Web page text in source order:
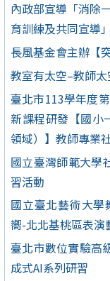
內政部宣導「消除
育訓練及共同宣導」
長風基金會主辦【
教室有太空–教師
臺北市113學年度
新課程研發【國小
領域）】教師專業
國立臺灣師範大學
習活動
國立臺北藝術大學
嚮-北北基桃區表演
臺北市數位實驗高
成式AI系列研習